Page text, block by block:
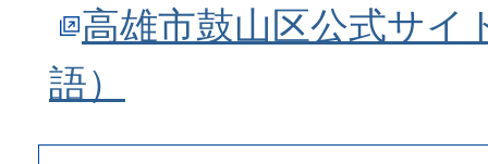
高雄市鼓山区公式サイ
語）